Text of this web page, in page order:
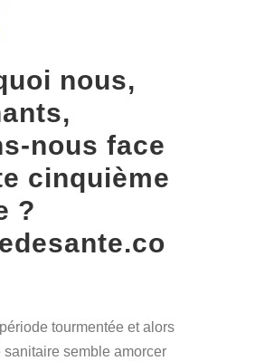
nous,
nous face
cinquième
?
tourmentée et alors
sanitaire semble amorcer